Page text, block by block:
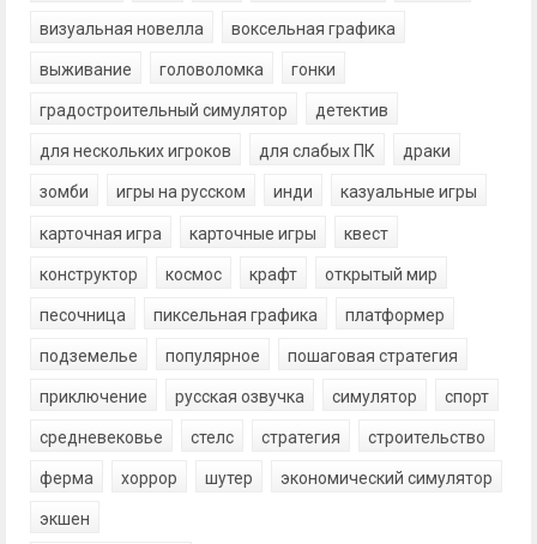
визуальная новелла воксельная графика
выживание головоломка гонки
градостроительный симулятор детектив
для нескольких игроков для слабых ПК драки
зомби игры на русском инди казуальные игры
карточная игра карточные игры квест
конструктор космос крафт открытый мир
песочница пиксельная графика платформер
подземелье популярное пошаговая стратегия
приключение русская озвучка симулятор спорт
средневековье стелс стратегия строительство
ферма хоррор шутер экономический симулятор
экшен